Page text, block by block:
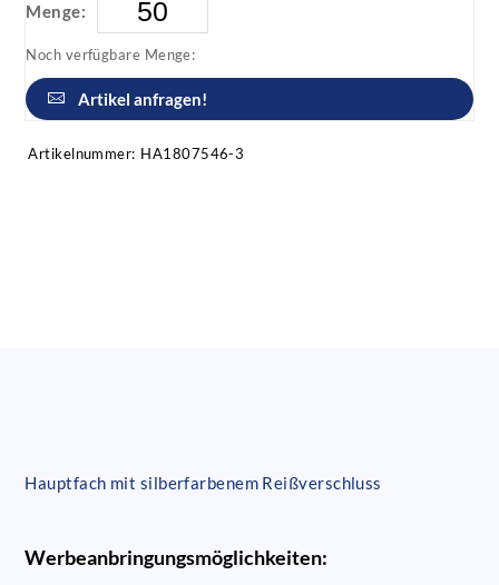
Menge:
Noch verfügbare Menge:
Artikel anfragen!
Artikelnummer: HA1807546-3
Hauptfach mit silberfarbenem Reißverschluss
Werbeanbringungsmöglichkeiten: